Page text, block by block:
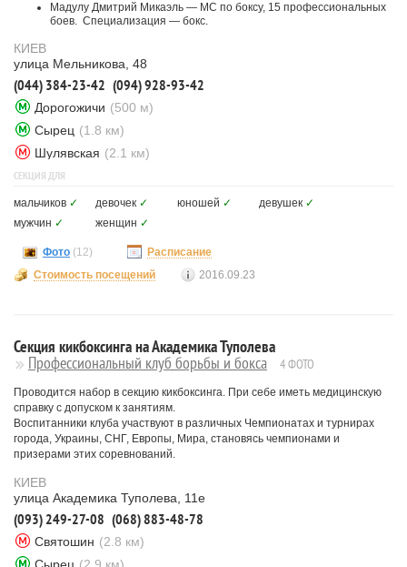
Мадулу Дмитрий Микаэль — МС по боксу, 15 профессиональных
боев. Специализация — бокс.
КИЕВ
улица Мельникова, 48
(044) 384-23-42 (094) 928-93-42
Дорогожичи (500 м)
Сырец (1.8 км)
Шулявская (2.1 км)
СЕКЦИЯ ДЛЯ
мальчиков ✓ девочек ✓ юношей ✓ девушек ✓
мужчин ✓ женщин ✓
Фото (12)
Расписание
Стоимость посещений
2016.09.23
Секция кикбоксинга на Академика Туполева
Профессиональный клуб борьбы и бокса 4 ФОТО
Проводится набор в секцию кикбоксинга. При себе иметь медицинскую
справку с допуском к занятиям.
Воспитанники клуба участвуют в различных Чемпионатах и турнирах
города, Украины, СНГ, Европы, Мира, становясь чемпионами и
призерами этих соревнований.
КИЕВ
улица Академика Туполева, 11е
(093) 249-27-08 (068) 883-48-78
Святошин (2.8 км)